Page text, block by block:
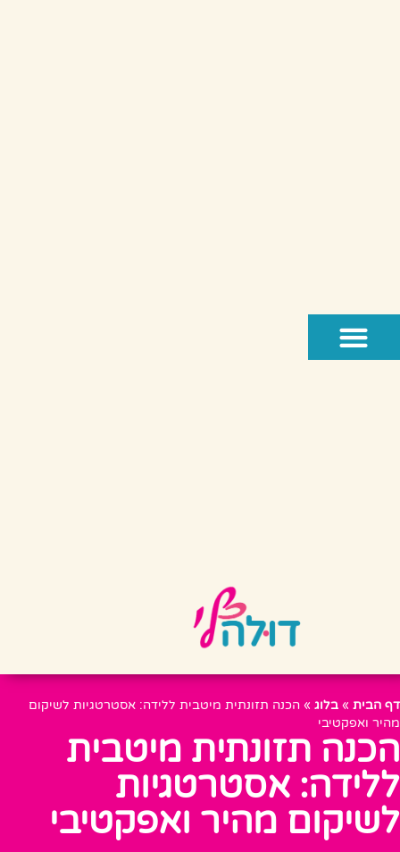
דף הבית » בלוג » הכנה תזונתית מיטבית ללידה: אסטרטגיות לשיקום
מהיר ואפקטיבי
הכנה תזונתית מיטבית
ללידה: אסטרטגיות
לשיקום מהיר ואפקטיבי